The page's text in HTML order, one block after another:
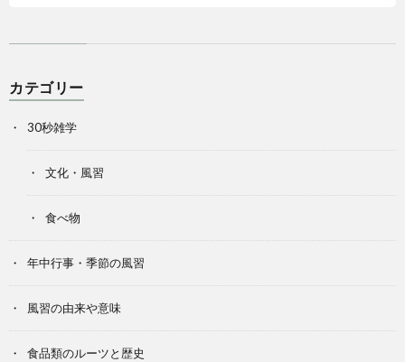
カテゴリー
30秒雑学
文化・風習
食べ物
年中行事・季節の風習
風習の由来や意味
食品類のルーツと歴史